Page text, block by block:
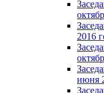
2016
июня